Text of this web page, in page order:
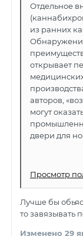
Отдельное
из ранних
открывает
авторов,
могут
двери для
Просмотр
Лучше бы
то завязывать
Изменено 29